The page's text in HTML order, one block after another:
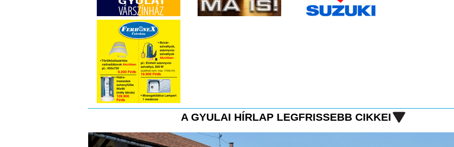
A GYULAI HÍRLAP LEGFRISSEBB CIKKEI